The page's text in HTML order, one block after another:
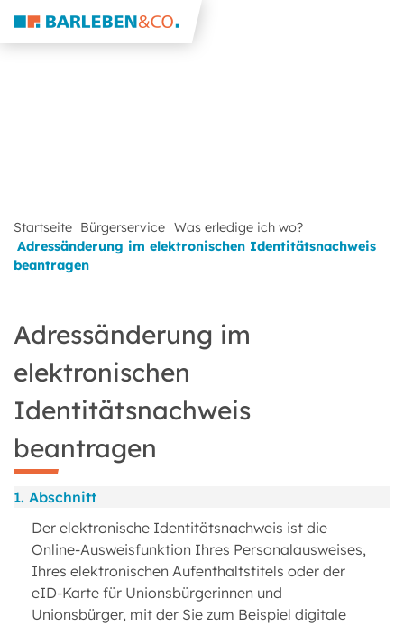
Startseite Bürgerservice Was erledige ich wo?
Adressänderung im elektronischen Identitätsnachweis
beantragen
Adressänderung im
elektronischen
Identitätsnachweis
beantragen
1. Abschnitt
Der elektronische Identitätsnachweis ist die
Online-Ausweisfunktion Ihres Personalausweises,
Ihres elektronischen Aufenthaltstitels oder der
eID-Karte für Unionsbürgerinnen und
Unionsbürger, mit der Sie zum Beispiel digitale